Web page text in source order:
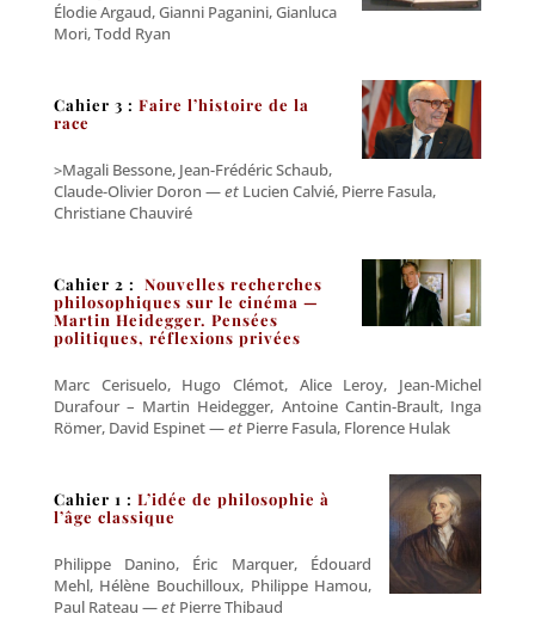
Élodie Argaud, Gianni Paganini, Gianluca
Mori, Todd Ryan
Cahier 3 : Faire l’histoire de la
race
>Magali Bessone, Jean-Frédéric Schaub,
Claude-Olivier Doron —etLucien Calvié, Pierre Fasula,
Christiane Chauviré
Cahier 2 : Nouvelles recherches
philosophiques sur le cinéma —
Martin Heidegger. Pensées
politiques, réflexions privées
Marc Cerisuelo, Hugo Clémot, Alice Leroy, Jean-Michel
Durafour – Martin Heidegger, Antoine Cantin-Brault, Inga
Römer, David Espinet —etPierre Fasula, Florence Hulak
Cahier 1 : L’idée de philosophie à
l’âge classique
Philippe Danino, Éric Marquer, Édouard
Mehl, Hélène Bouchilloux, Philippe Hamou,
Paul Rateau —etPierre Thibaud